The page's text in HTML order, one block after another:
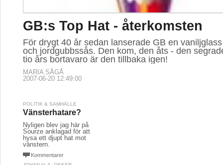
GB:s Top Hat - återkomsten
För drygt 40 år sedan lanserade GB en
och jordgubbssås. Den kom, den åts - den
tio års bortavaro är den tillbaka igen!
MARIA SÅGÅ
2007-06-20 12:49:00
POLITIK & SAMHÄLLE
Vänsterhatare?
Nyligen blev jag här på
Sourze anklagad för att
hysa ett djupt hat mot
vänstern.
Kommentarer